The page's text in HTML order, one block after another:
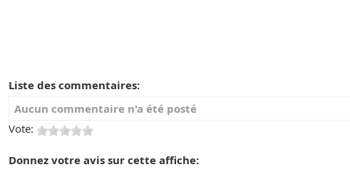
Liste des commentaires:
Aucun commentaire n'a été posté
Vote:
Donnez votre avis sur cette affiche: